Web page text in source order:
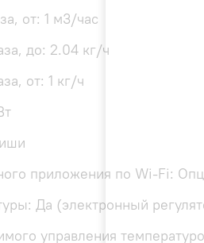
от: 1 м3/час
до: 2.04 кг/ч
от: 1 кг/ч
приложения по Wi-Fi:
Да (электронный
управления